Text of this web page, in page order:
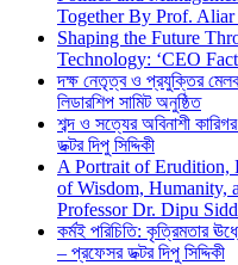
Together By Prof. Aliar
Shaping the Future
Technology: ‘CEO
দক্ষ নেতৃত্ব ও প্রযুক্তির
লিডারশিপ সামিট অনুষ্ঠিত
শব্দ ও সত্যের অবিনাশী
ডক্টর দিপু সিদ্দিকী
A Portrait of Erudition,
of Wisdom, Humanity,
Professor Dr. Dipu
কর্মই পরিচিতি: কৃত্রিমতার
– প্রফেসর ডক্টর দিপু সিদ্দিকী